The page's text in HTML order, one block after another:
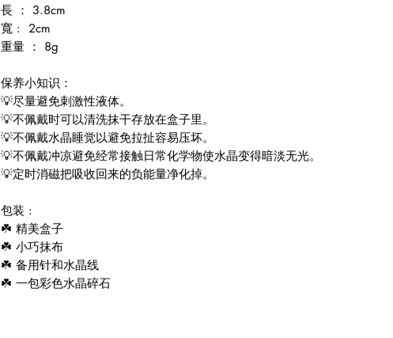
長 ： 3.8cm
寬 : 2cm
重量 ： 8g
保养小知识：
💡尽量避免刺激性液体。
💡不佩戴时可以清洗抹干存放在盒子里。
💡不佩戴水晶睡觉以避免拉扯容易压坏。
💡不佩戴冲凉避免经常接触日常化学物使水晶变得暗淡无光。
💡定时消磁把吸收回来的负能量净化掉。
包装 :
☘️ 精美盒子
☘️ 小巧抹布
☘️ 备用针和水晶线
☘️ 一包彩色水晶碎石